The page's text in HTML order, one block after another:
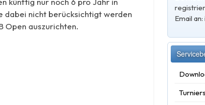
dabei nicht berücksichtigt werden
Open auszurichten.
Email